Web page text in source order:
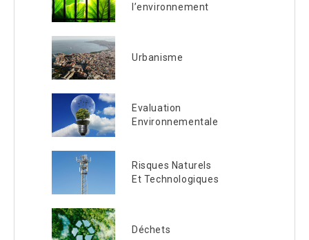
l’environnement
Urbanisme
Evaluation
Environnementale
Risques Naturels
Et Technologiques
Déchets